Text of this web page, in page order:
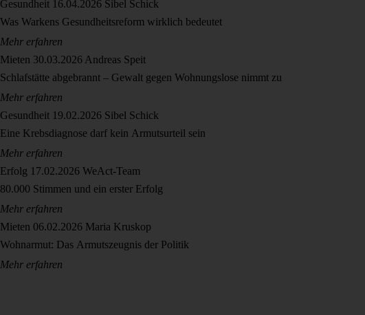
Gesundheit 16.04.2026 Sibel Schick
Was Warkens Gesundheitsreform wirklich bedeutet
Mehr erfahren
Mieten 30.03.2026 Andreas Speit
Schlafstätte abgebrannt – Gewalt gegen Wohnungslose nimmt zu
Mehr erfahren
Gesundheit 19.02.2026 Sibel Schick
Eine Krebsdiagnose darf kein Armutsurteil sein
Mehr erfahren
Erfolg 17.02.2026 WeAct-Team
80.000 Stimmen und ein erster Erfolg
Mehr erfahren
Mieten 06.02.2026 Maria Kruskop
Wohnarmut: Das Armutszeugnis der Politik
Mehr erfahren